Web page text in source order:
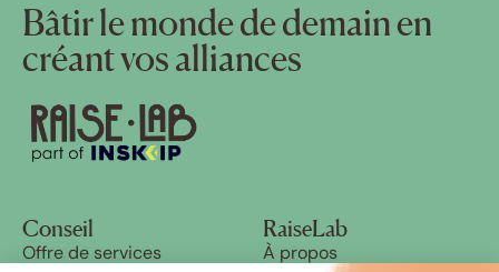
Bâtir le monde de demain en
créant vos alliances
Conseil
Offre de services
RaiseLab
À propos